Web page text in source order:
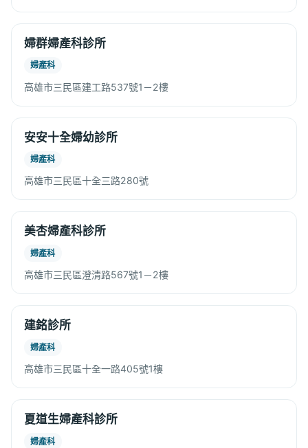
婦群婦產科診所
婦產科
高雄市三民區建工路537號1－2樓
安安十全婦幼診所
婦產科
高雄市三民區十全三路280號
美杏婦產科診所
婦產科
高雄市三民區澄清路567號1－2樓
建銘診所
婦產科
高雄市三民區十全一路405號1樓
夏道生婦產科診所
婦產科